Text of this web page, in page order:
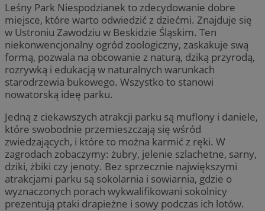
Leśny Park Niespodzianek to zdecydowanie dobre
miejsce, które warto odwiedzić z dziećmi. Znajduje się
w Ustroniu Zawodziu w Beskidzie Śląskim. Ten
niekonwencjonalny ogród zoologiczny, zaskakuje swą
formą, pozwala na obcowanie z naturą, dziką przyrodą,
rozrywką i edukacją w naturalnych warunkach
starodrzewia bukowego. Wszystko to stanowi
nowatorską ideę parku.
Jedną z ciekawszych atrakcji parku są muflony i daniele,
które swobodnie przemieszczają się wśród
zwiedzających, i które to można karmić z ręki. W
zagrodach zobaczymy: żubry, jelenie szlachetne, sarny,
dziki, żbiki czy jenoty. Bez sprzecznie największymi
atrakcjami parku są sokolarnia i sowiarnia, gdzie o
wyznaczonych porach wykwalifikowani sokolnicy
prezentują ptaki drapieżne i sowy podczas ich lotów.